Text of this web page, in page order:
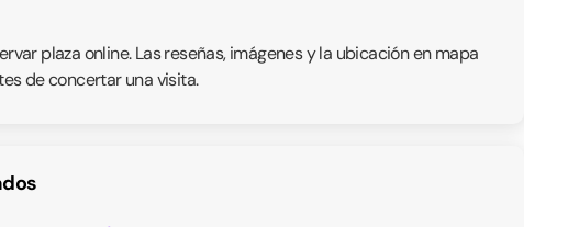
plaza online. Las reseñas, imágenes y la ubicación en mapa
de concertar una visita.